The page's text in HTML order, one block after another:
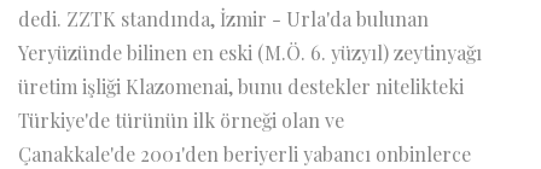
dedi. ZZTK standında, İzmir - Urla'da bulunan
Yeryüzünde bilinen en eski (M.Ö. 6. yüzyıl) zeytinyağı
üretim işliği Klazomenai, bunu destekler nitelikteki
Türkiye'de türünün ilk örneği olan ve
Çanakkale'de 2001'den beriyerli yabancı onbinlerce